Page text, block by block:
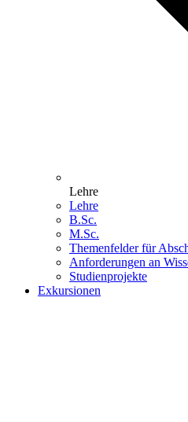
Lehre
Lehre
B.Sc.
M.Sc.
Themenfelder für
Anforderungen an
Studienprojekte
Exkursionen